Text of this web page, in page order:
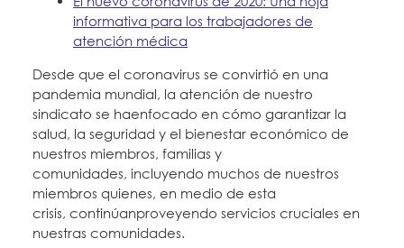
Education Fund Programs
Calendar
Leadership
Jobs
Member Log-in
CONTACT
BECOME A MEMBER
informativa para los trabajadores de
atención médica
Desde que el coronavirus se convirtió en una
pandemia mundial, la atención de nuestro
sindicato se haenfocado en cómo garantizar la
salud, la seguridad y el bienestar económico de
nuestros miembros, familias y
comunidades, incluyendo muchos de nuestros
miembros quienes, en medio de esta
crisis, continúanproveyendo servicios cruciales en
nuestras comunidades.